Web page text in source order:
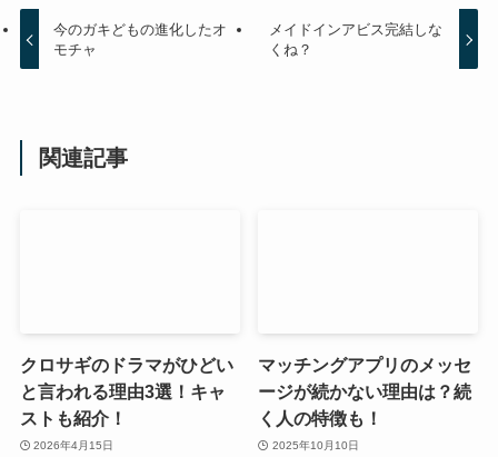
今のガキどもの進化したオ
モチャ
メイドインアビス完結しな
くね？
関連記事
クロサギのドラマがひどい
と言われる理由3選！キャ
ストも紹介！
2026年4月15日
マッチングアプリのメッセ
ージが続かない理由は？続
く人の特徴も！
2025年10月10日